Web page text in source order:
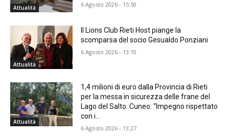
Attualità 6 Agosto 2026 - 15:50
Attualità
Il Lions Club Rieti Host piange la
scomparsa del socio Gesualdo Ponziani
6 Agosto 2026 - 13:10
Attualità
1,4 milioni di euro dalla Provincia di Rieti
per la messa in sicurezza delle frane del
Lago del Salto. Cuneo: “Impegno rispettato
con i...
6 Agosto 2026 - 13:27